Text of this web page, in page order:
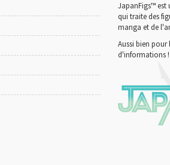
JapanFigs™ est
qui traite des
manga et de
Aussi bien pour
d'informations !